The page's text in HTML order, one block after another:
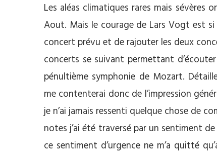
Les aléas climatiques rares mais
Aout. Mais le courage de Lars Vogt est
concert prévu et de rajouter les deux
concerts se suivant permettant
pénultième symphonie de Mozart.
me contenterai donc de l’impression
je n’ai jamais ressenti quelque chose de
notes j’ai été traversé par un sentiment
ce sentiment d’urgence ne m’a quitté